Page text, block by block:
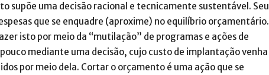
supõe uma decisão racional e tecnicamente sustentável. Seu
que se enquadre (aproxime) no equilíbrio orçamentário.
isto por meio da “mutilação” de programas e ações de
mediante uma decisão, cujo custo de implantação venha
por meio dela. Cortar o orçamento é uma ação que se